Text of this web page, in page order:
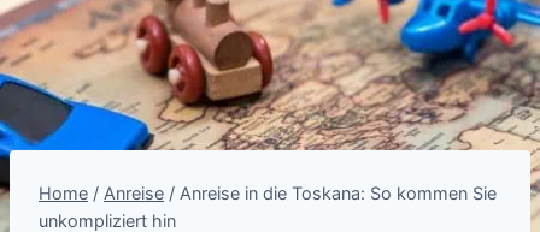
Home / Anreise / Anreise in die Toskana: So kommen Sie
unkompliziert hin